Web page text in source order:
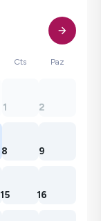
Cts Paz
1 2
8 9
15 16